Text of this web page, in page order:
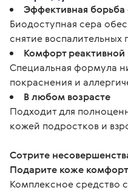
Эффективная
Биодоступная сера
снятие воспалительных
Комфорт
Специальная формула
покраснения и
В любом возрасте
Подходит для
кожей подростков и
Сотрите
Подарите коже
Комплексное средство